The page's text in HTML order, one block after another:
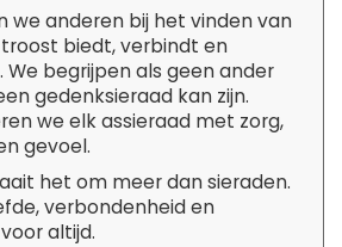
we anderen bij het vinden van
biedt, verbindt en
begrijpen als geen ander
gedenksieraad kan zijn.
we elk assieraad met zorg,
gevoel.
het om meer dan sieraden.
verbondenheid en
altijd.